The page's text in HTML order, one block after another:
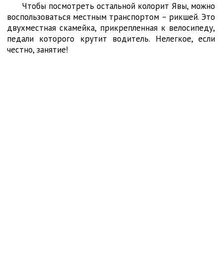
Чтобы посмотреть остальной колорит Явы, можно
воспользоваться местным транспортом – рикшей. Это
двухместная скамейка, прикрепленная к велосипеду,
педали которого крутит водитель. Нелегкое, если
честно, занятие!